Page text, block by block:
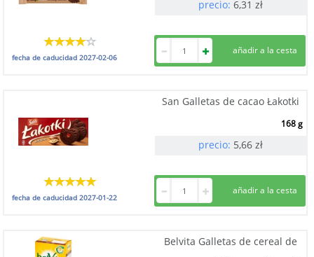
precio: 6,31 zł
fecha de caducidad2027-02-06
San Galletas de cacao Łakotki
168 g
precio: 5,66 zł
fecha de caducidad2027-01-22
Belvita Galletas de cereal de